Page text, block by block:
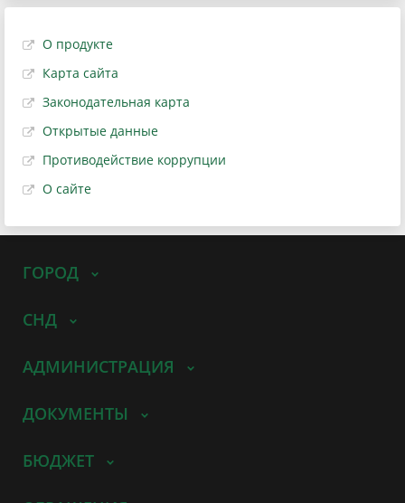
О продукте
Карта сайта
Законодательная карта
Открытые данные
Противодействие коррупции
О сайте
ГОРОД
СНД
АДМИНИСТРАЦИЯ
ДОКУМЕНТЫ
БЮДЖЕТ